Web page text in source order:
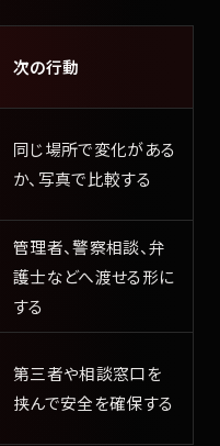
次の行動
同じ場所で変化がある
か、写真で比較する
管理者、警察相談、弁
護士などへ渡せる形に
する
第三者や相談窓口を
挟んで安全を確保する